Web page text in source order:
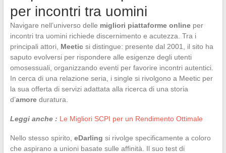
per incontri tra uomini
Navigare nell’universo delle migliori piattaforme onlineper
incontri tra uomini richiede discernimento e acutezza. Tra i
principali attori, Meeticsi distingue: presente dal 2001, il sito ha
saputo evolversi per rispondere alle esigenze degli utenti
omosessuali, organizzando eventi per favorire incontri autentici.
In cerca di una relazione seria, i single si rivolgono a Meetic per
la sua offerta di servizi adattata alla ricerca di una storia
d’amoreduratura.
Leggi anche : Le Migliori SCPI per un Rendimento Ottimale
Nello stesso spirito, eDarling si rivolge specificamente a coloro
che aspirano a unioni basate sulle affinità. Il suo test di